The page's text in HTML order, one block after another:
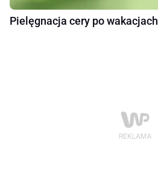
Pielęgnacja cery po wakacjach